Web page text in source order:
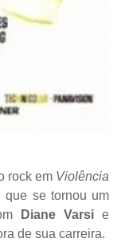
rock emViolência
que se tornou um
Diane Varsie
de sua carreira.